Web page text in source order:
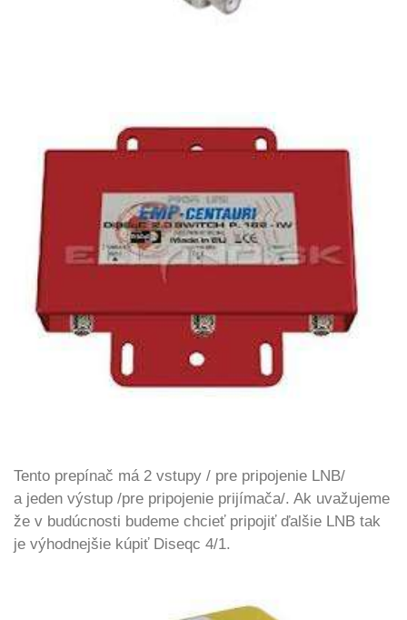
Tento prepínač má 2 vstupy / pre pripojenie LNB/
a jeden výstup /pre pripojenie prijímača/. Ak uvažujeme
že v budúcnosti budeme chcieť pripojiť ďalšie LNB tak
je výhodnejšie kúpiť Diseqc 4/1.